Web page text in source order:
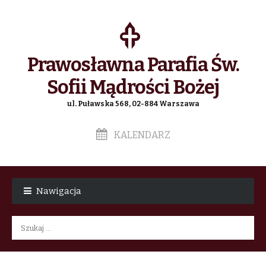
Prawosławna Parafia Św.
Sofii Mądrości Bożej
ul. Puławska 568, 02-884 Warszawa
KALENDARZ
Nawigacja
Szukaj: